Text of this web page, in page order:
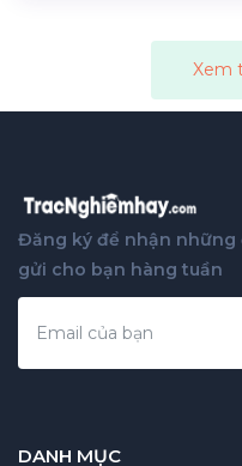
Xem
Đăng ký để nhận
gửi cho bạn hàng tuần
DANH MỤC